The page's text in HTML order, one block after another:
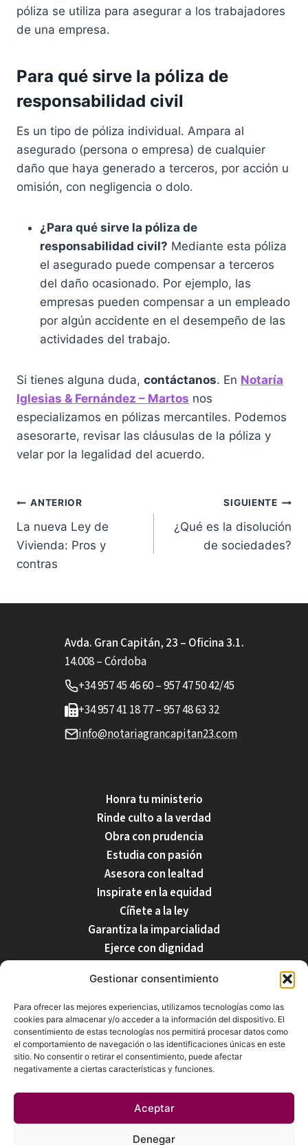
Gestionar consentimiento
Para ofrecer las mejores experiencias, utilizamos tecnologías como las
cookies para almacenar y/o acceder a la información del dispositivo. El
consentimiento de estas tecnologías nos permitirá procesar datos como
el comportamiento de navegación o las identificaciones únicas en este
sitio. No consentir o retirar el consentimiento, puede afectar
negativamente a ciertas características y funciones.
Aceptar
Denegar
póliza se utiliza para asegurar a los trabajadores
de una empresa.
Para qué sirve la póliza de
responsabilidad civil
Es un tipo de póliza individual. Ampara al
asegurado (persona o empresa) de cualquier
daño que haya generado a terceros, por acción u
omisión, con negligencia o dolo.
¿Para qué sirve la póliza de
responsabilidad civil? Mediante esta póliza
el asegurado puede compensar a terceros
del daño ocasionado. Por ejemplo, las
empresas pueden compensar a un empleado
por algún accidente en el desempeño de las
actividades del trabajo.
Si tienes alguna duda, contáctanos. En Notaría
Iglesias & Fernández – Martos nos
especializamos en pólizas mercantiles. Podemos
asesorarte, revisar las cláusulas de la póliza y
velar por la legalidad del acuerdo.
Navegación
de
entradas
ANTERIOR
La nueva Ley de
Vivienda: Pros y
contras
SIGUIENTE
¿Qué es la disolución
de sociedades?
Avda. Gran Capitán, 23 – Oficina 3.1.
14.008 – Córdoba
+34 957 45 46 60 – 957 47 50 42/45
+34 957 41 18 77 – 957 48 63 32
info@notariagrancapitan23.com
Honra tu ministerio
Rinde culto a la verdad
Obra con prudencia
Estudia con pasión
Asesora con lealtad
Inspirate en la equidad
Cíñete a la ley
Garantiza la imparcialidad
Ejerce con dignidad
InicioDespachoNuestro EquipoServiciosBlogContacto
Iglesias & Fernández-Martos Notarios, C.B. © 2026. Todos